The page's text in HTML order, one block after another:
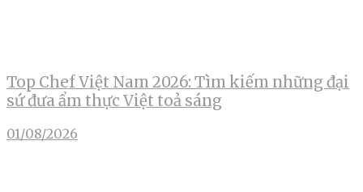
Top Chef Việt Nam 2026: Tìm kiếm những đại
sứ đưa ẩm thực Việt toả sáng
01/08/2026